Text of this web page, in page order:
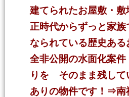
建てられたお屋敷・
正時代からずっと家
なられている歴史あ
全非公開の水面化案
りを そのまま残して
ありの物件です！ ⇒南